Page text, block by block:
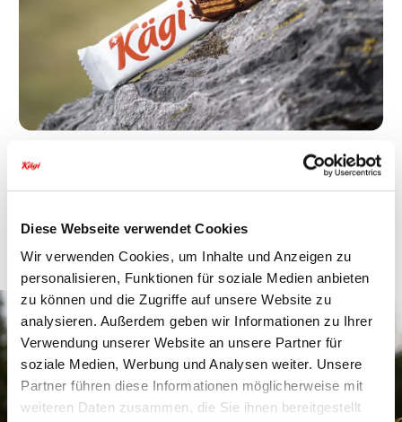
Diese Webseite verwendet Cookies
Wir verwenden Cookies, um Inhalte und Anzeigen zu
personalisieren, Funktionen für soziale Medien anbieten
zu können und die Zugriffe auf unsere Website zu
analysieren. Außerdem geben wir Informationen zu Ihrer
Verwendung unserer Website an unsere Partner für
soziale Medien, Werbung und Analysen weiter. Unsere
Partner führen diese Informationen möglicherweise mit
weiteren Daten zusammen, die Sie ihnen bereitgestellt
chocolatée intense
Kägi DarkLa célèbre gaufrette suisse
au chocolat, enrobée de
avec 60% de cacao.